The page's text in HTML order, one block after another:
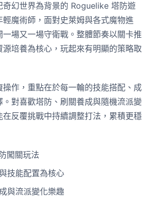
奇幻世界為背景的 Roguelike 塔防遊
輕魔術師，面對史萊姆與各式魔物進
場又一場守衛戰。整體節奏以關卡推
培養為核心，玩起來有明顯的策略取
作，重點在於每一輪的技能搭配、成
對喜歡塔防、刷關養成與隨機流派變
反覆挑戰中持續調整打法，累積更穩
闖關玩法
技能配置為核心
與流派變化樂趣